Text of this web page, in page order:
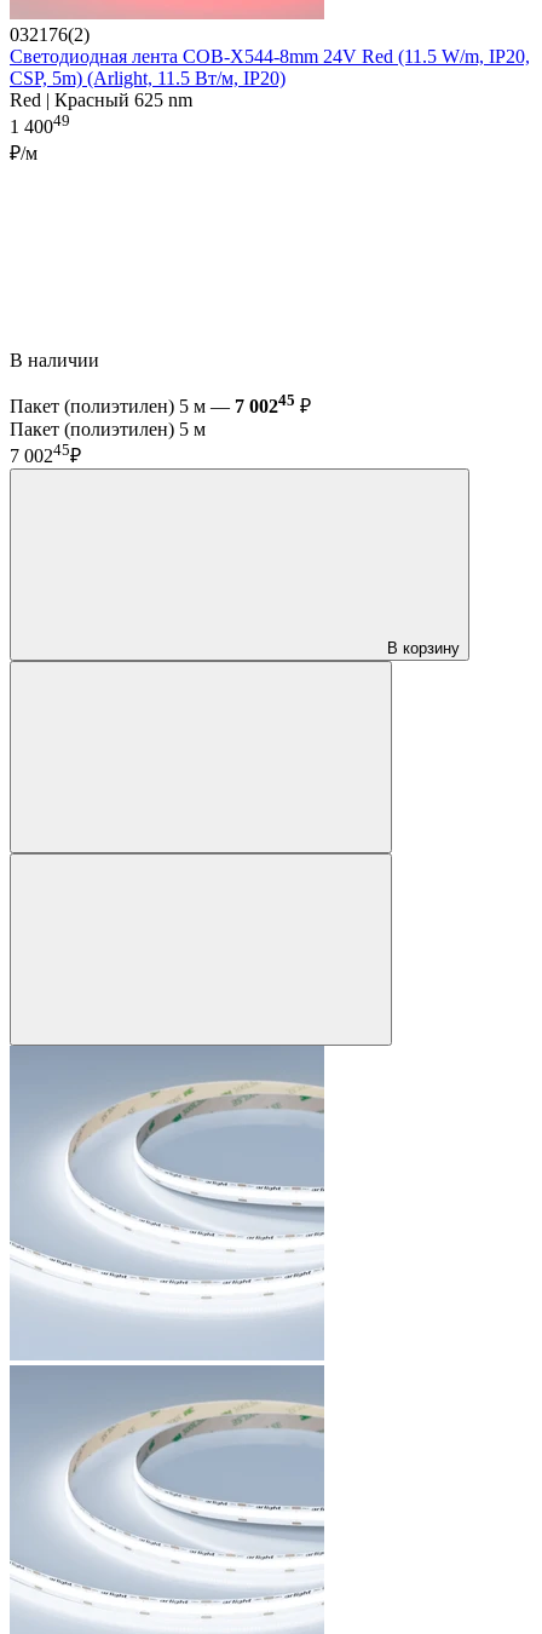
032176(2)
Светодиодная лента COB-X544-8mm 24V Red (11.5 W/m, IP20,
CSP, 5m) (Arlight, 11.5 Вт/м, IP20)
Red | Красный 625 nm
1 40049
₽/м
В наличии
Пакет (полиэтилен) 5 м — 7 00245 ₽
Пакет (полиэтилен) 5 м
7 00245₽
В корзину